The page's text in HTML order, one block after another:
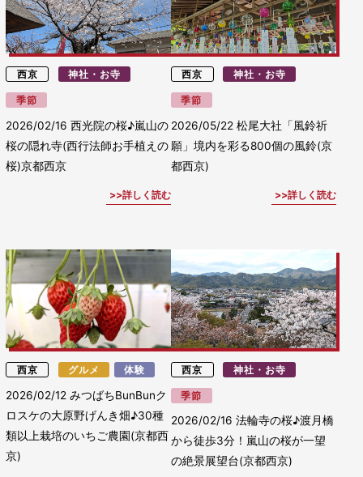
西京 神社・お寺
季節
2026/02/16西光院の桜♪嵐山の
桜の隠れ寺(西行法師お手植えの
桜)京都西京
詳しく読む
西京 神社・お寺
季節
2026/05/22 松尾大社「風鈴祈
願」境内を彩る800個の風鈴(京
都西京)
詳しく読む
西京 グルメ 体験
2026/02/12みつばちBunBunク
ロスケの大原野げんき畑♪30種
類以上栽培のいちご農園(京都西
京)
西京 神社・お寺
季節
2026/02/16 法輪寺の桜♪渡月橋
から徒歩3分！嵐山の桜が一望
の絶景展望台(京都西京)